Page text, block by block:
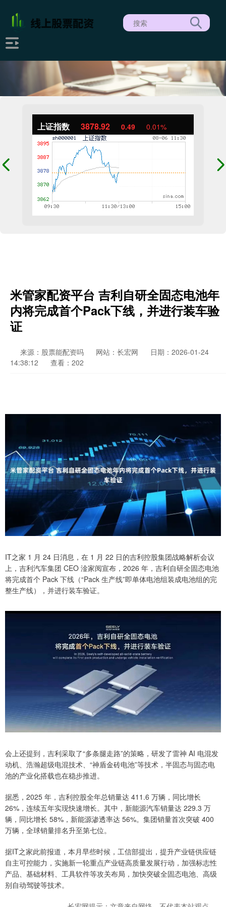
上证指数 3878.92 0.49 0.01%
米管家配资平台 吉利自研全固态电池年
内将完成首个Pack下线，并进行装车验
证
来源：股票能配资吗 网站：长宏网
日期：2026-01-24
14:38:12
查看：202
IT之家 1 月 24 日消息，在 1 月 22 日的吉利控股集团战略解析会议
上，吉利汽车集团 CEO 淦家阅宣布，2026 年，吉利自研全固态电池
将完成首个 Pack 下线（“Pack 生产线”即单体电池组装成电池组的完
整生产线），并进行装车验证。
会上还提到，吉利采取了“多条腿走路”的策略，研发了雷神 AI 电混发
动机、浩瀚超级电混技术、“神盾金砖电池”等技术，半固态与固态电
池的产业化搭载也在稳步推进。
据悉，2025 年，吉利控股全年总销量达 411.6 万辆，同比增长
26%，连续五年实现快速增长。其中，新能源汽车销量达 229.3 万
辆，同比增长 58%，新能源渗透率达 56%。集团销量首次突破 400
万辆，全球销量排名升至第七位。
据IT之家此前报道，本月早些时候，工信部提出，提升产业链供应链
自主可控能力，实施新一轮重点产业链高质量发展行动，加强标志性
产品、基础材料、工具软件等攻关布局，加快突破全固态电池、高级
别自动驾驶等技术。